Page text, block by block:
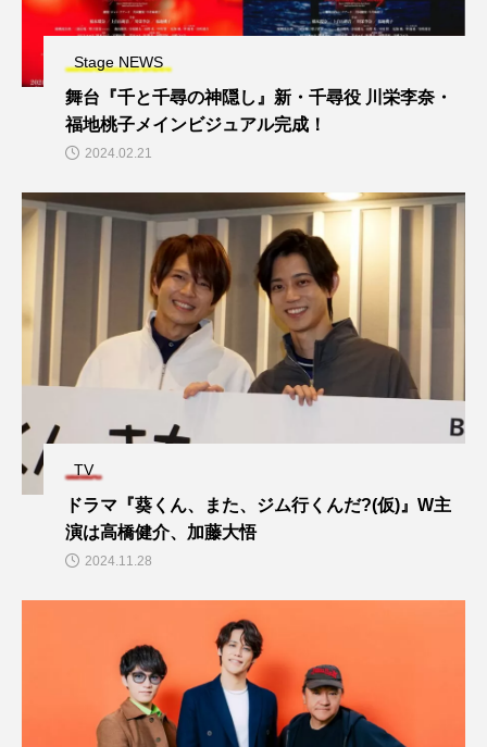
Stage NEWS
舞台『千と千尋の神隠し』新・千尋役 川栄李奈・
福地桃子メインビジュアル完成！
2024.02.21
TV
ドラマ『葵くん、また、ジム行くんだ?(仮)』W主
演は高橋健介、加藤大悟
2024.11.28